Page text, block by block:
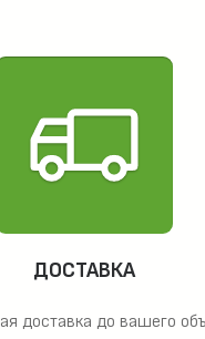
ДОСТАВКА
доставка до вашего